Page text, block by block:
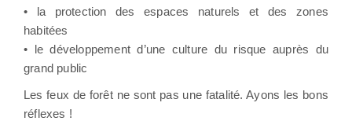
• la protection des espaces naturels et des zones
habitées
• le développement d’une culture du risque auprès du
grand public
Les feux de forêt ne sont pas une fatalité. Ayons les bons
réflexes !